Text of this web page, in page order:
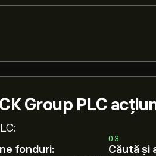
Group PLC
fonduri:
03
Căută și